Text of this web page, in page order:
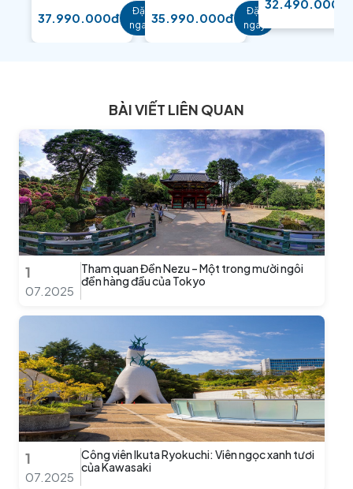
37.990.000đ
Đặt
ngay 35.990.000đ
Đặt
ngay
32.490.000đ
BÀI VIẾT LIÊN QUAN
1
07.2025
Tham quan Đền Nezu – Một trong mười ngôi
đền hàng đầu của Tokyo
1
07.2025
Công viên Ikuta Ryokuchi: Viên ngọc xanh tươi
của Kawasaki